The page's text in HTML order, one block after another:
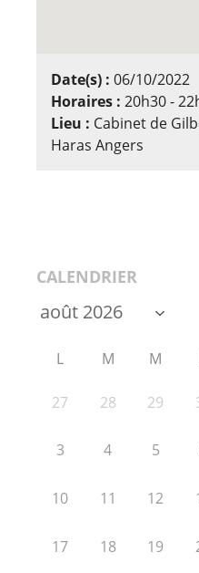
Date(s) : 06/10/2022
Horaires : 20h30 -
Lieu : Cabinet de
Haras Angers
CALENDRIER
L M M
27 28 29
3 4 5
10 11 12
17 18 19